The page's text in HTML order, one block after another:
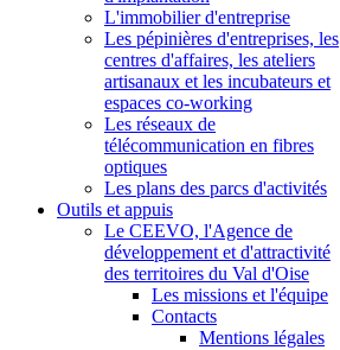
L'immobilier d'entreprise
Les pépinières d'entreprises, les
centres d'affaires, les ateliers
artisanaux et les incubateurs et
espaces co-working
Les réseaux de
télécommunication en fibres
optiques
Les plans des parcs d'activités
Outils et appuis
Le CEEVO, l'Agence de
développement et d'attractivité
des territoires du Val d'Oise
Les missions et l'équipe
Contacts
Mentions légales